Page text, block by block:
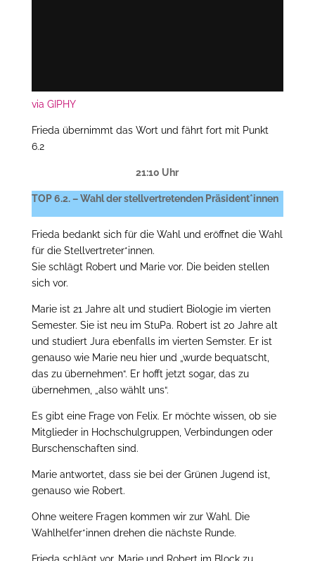
via GIPHY
Frieda übernimmt das Wort und fährt fort mit Punkt
6.2
21:10 Uhr
TOP 6.2. – Wahl der stellvertretenden Präsident*innen
Frieda bedankt sich für die Wahl und eröffnet die Wahl
für die Stellvertreter*innen.
Sie schlägt Robert und Marie vor. Die beiden stellen
sich vor.
Marie ist 21 Jahre alt und studiert Biologie im vierten
Semester. Sie ist neu im StuPa. Robert ist 20 Jahre alt
und studiert Jura ebenfalls im vierten Semster. Er ist
genauso wie Marie neu hier und „wurde bequatscht,
das zu übernehmen“. Er hofft jetzt sogar, das zu
übernehmen, „also wählt uns“.
Es gibt eine Frage von Felix. Er möchte wissen, ob sie
Mitglieder in Hochschulgruppen, Verbindungen oder
Burschenschaften sind.
Marie antwortet, dass sie bei der Grünen Jugend ist,
genauso wie Robert.
Ohne weitere Fragen kommen wir zur Wahl. Die
Wahlhelfer*innen drehen die nächste Runde.